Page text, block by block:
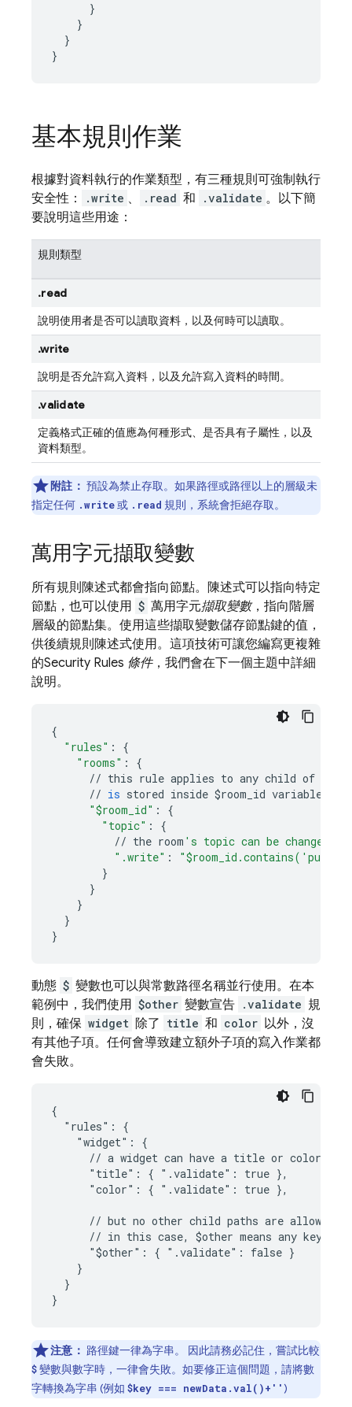
}
}
}
}
基本規則作業
根據對資料執行的作業類型，有三種規則可強制執行
安全性：
.write 、 .read 和 .validate 。以下簡
要說明這些用途：
規則類型
.read
說明使用者是否可以讀取資料，以及何時可以讀取。
.write
說明是否允許寫入資料，以及允許寫入資料的時間。
.validate
定義格式正確的值應為何種形式、是否具有子屬性，以及
資料類型。
附註： 預設為禁止存取。如果路徑或路徑以上的層級未
指定任何 .write或 .read 規則，系統會拒絕存取。
萬用字元擷取變數
所有規則陳述式都會指向節點。陳述式可以指向特定
節點，也可以使用 $ 萬用字元擷取變數，指向階層
層級的節點集。使用這些擷取變數儲存節點鍵的值，
供後續規則陳述式使用。這項技術可讓您編寫更複雜
的Security Rules 條件，我們會在下一個主題中詳細
說明。
{
"rules" :
{
"rooms" :
{
// this rule applies to any child of
// is stored inside $room_id variable
"$room_id" :
{
"topic" :
{
// the room 's topic can be changed
".write" :
}
}
}
}
}
動態 $ 變數也可以與常數路徑名稱並行使用。在本
範例中，我們使用 $other 變數宣告 .validate 規
則，確保 widget 除了 title 和 color 以外，沒
有其他子項。任何會導致建立額外子項的寫入作業都
會失敗。
{
  "rules": {
    "widget": {
// a widget can have a title or color
      "title": { ".validate": true },
      "color": { ".validate": true },
      // but no other child paths are allowed
// in this case, $other means any key
      "$other": { ".validate": false }
    }
  }
}
注意： 路徑鍵一律為字串。 因此請務必記住，嘗試比較
$變數與數字時，一律會失敗。如要修正這個問題，請將數
字轉換為字串 (例如 $key === newData.val()+'')